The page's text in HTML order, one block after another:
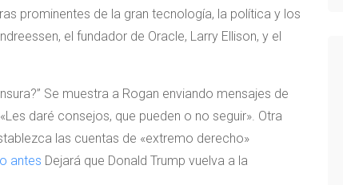
prominentes de la gran tecnología, la política y los
el fundador de Oracle, Larry Ellison, y el
Se muestra a Rogan enviando mensajes de
daré consejos, que pueden o no seguir». Otra
las cuentas de «extremo derecho»
antes Dejará que Donald Trump vuelva a la